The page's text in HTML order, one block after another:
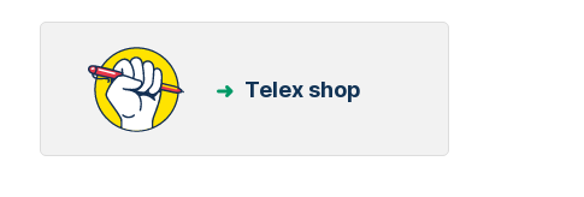
Telex shop